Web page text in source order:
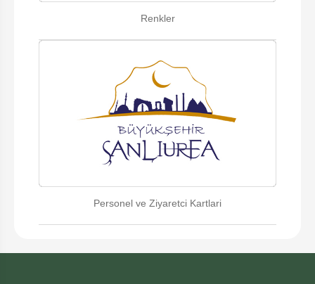
Renkler
Personel ve Ziyaretci Kartlari